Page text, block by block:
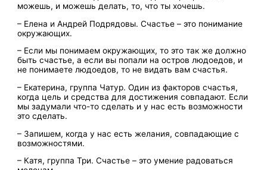
можешь, и можешь делать, то, что ты хочешь.
– Елена и Андрей Подрядовы. Счастье – это понимание
окружающих.
– Если мы понимаем окружающих, то это так же должно
быть счастье, а если вы попали на остров людоедов, и
не понимаете людоедов, то не видать вам счастья.
– Екатерина, группа Чатур. Один из факторов счастья,
когда цель и средства для достижения совпадают. Если
мы задумали что-то сделать и у нас есть возможности
это сделать.
– Запишем, когда у нас есть желания, совпадающие с
возможностями.
– Катя, группа Три. Счастье – это умение радоваться